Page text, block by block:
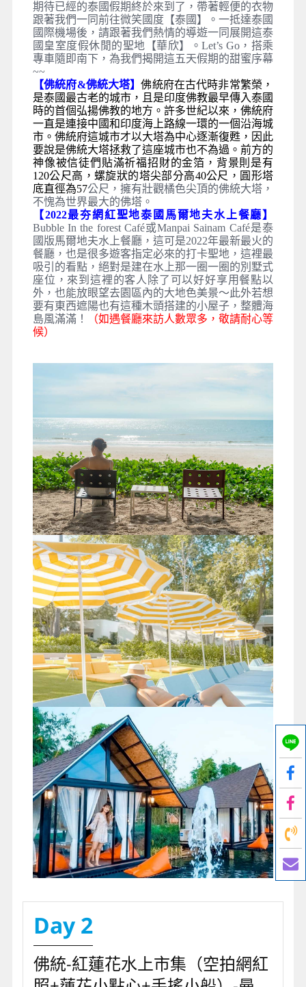
期待已經的泰國假期終於來到了，帶著輕便的衣物
跟著我們一同前往微笑國度【泰國】。一抵達泰國
國際機場後，請跟著我們熱情的導遊一同展開這泰
國皇室度假休閒的聖地【華欣】。Let’s Go，搭乘
專車隨即南下，為我們揭開這五天假期的甜蜜序幕
~~
【佛統府&佛統大塔】佛統府在古代時非常繁榮，
是泰國 最古老的城市，且是印度佛教最早傳入泰國
時的首個弘揚佛教的地方。許多世紀以來，佛統府
一直是連接中國和印度海上路線一環的一個沿海城
市。佛統府這城市才以大塔為中心逐漸復甦，因此
要說是佛統大塔拯救了這座城市也不為過。前方的
神像被信徒們貼滿祈福招財的金箔，背景則是有
120公尺高，螺旋狀的塔尖部分高40公尺，圓形塔
底直徑為57公尺，擁有壯觀橘色尖頂的佛統大塔，
不愧為世界最大的佛塔。
【2022最夯網紅聖地泰國馬爾地夫水上餐廳】
Bubble In the forest Café或Manpai Sainam Café是泰
國版馬爾地夫水上餐廳，這可是2022年最新最火的
餐廳，也是很多遊客指定必來的打卡聖地，這裡最
吸引的看點，絕對是建在水上那一圈一圈的別墅式
座位，來到這裡的客人除了可以好好享用餐點以
外，也能放眼望去園區內的大地色美景～此外若想
要有東西遮陽也有這種木頭搭建的小屋子，整體海
島風滿滿！
（如遇餐廳來訪人數眾多，敬請耐心等
候）
Day 2
佛統-紅蓮花水上市集（空拍網紅